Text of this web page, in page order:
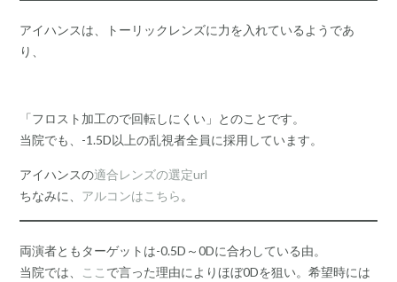
アイハンスは、トーリックレンズに力を入れているようであ
り、
「フロスト加工ので回転しにくい」とのことです。
当院でも、-1.5D以上の乱視者全員に採用しています。
アイハンスの適合レンズの選定url
ちなみに、 アルコンはこちら 。
両演者ともターゲットは-0.5D～0Dに合わしている由。
当院では、
ここ で言った理由によりほぼ0Dを狙い。希望時には